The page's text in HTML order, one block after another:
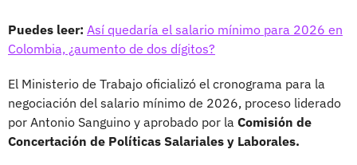
Puedes leer: Así quedaría el salario mínimo para 2026 en
Colombia, ¿aumento de dos dígitos?
El Ministerio de Trabajo oficializó el cronograma para la
negociación del salario mínimo de 2026, proceso liderado
por Antonio Sanguino y aprobado por la Comisión de
Concertación de Políticas Salariales y Laborales.